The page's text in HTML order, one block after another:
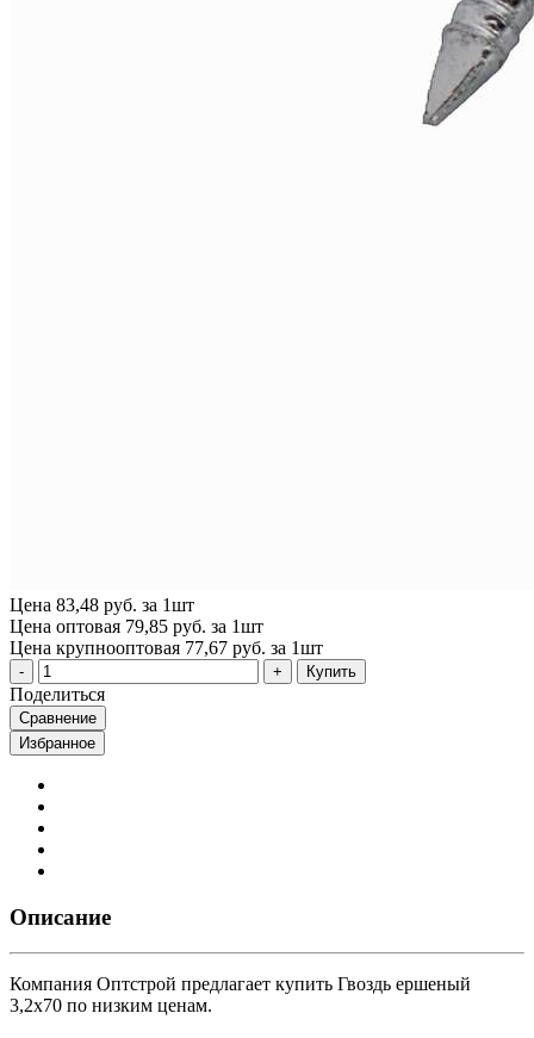
Цена 83,48 руб. за 1шт
Цена оптовая 79,85 руб. за 1шт
Цена крупнооптовая 77,67 руб. за 1шт
Купить
Поделиться
Сравнение
Избранное
Описание
Компания Оптстрой предлагает купить Гвоздь ершеный
3,2х70 по низким ценам.